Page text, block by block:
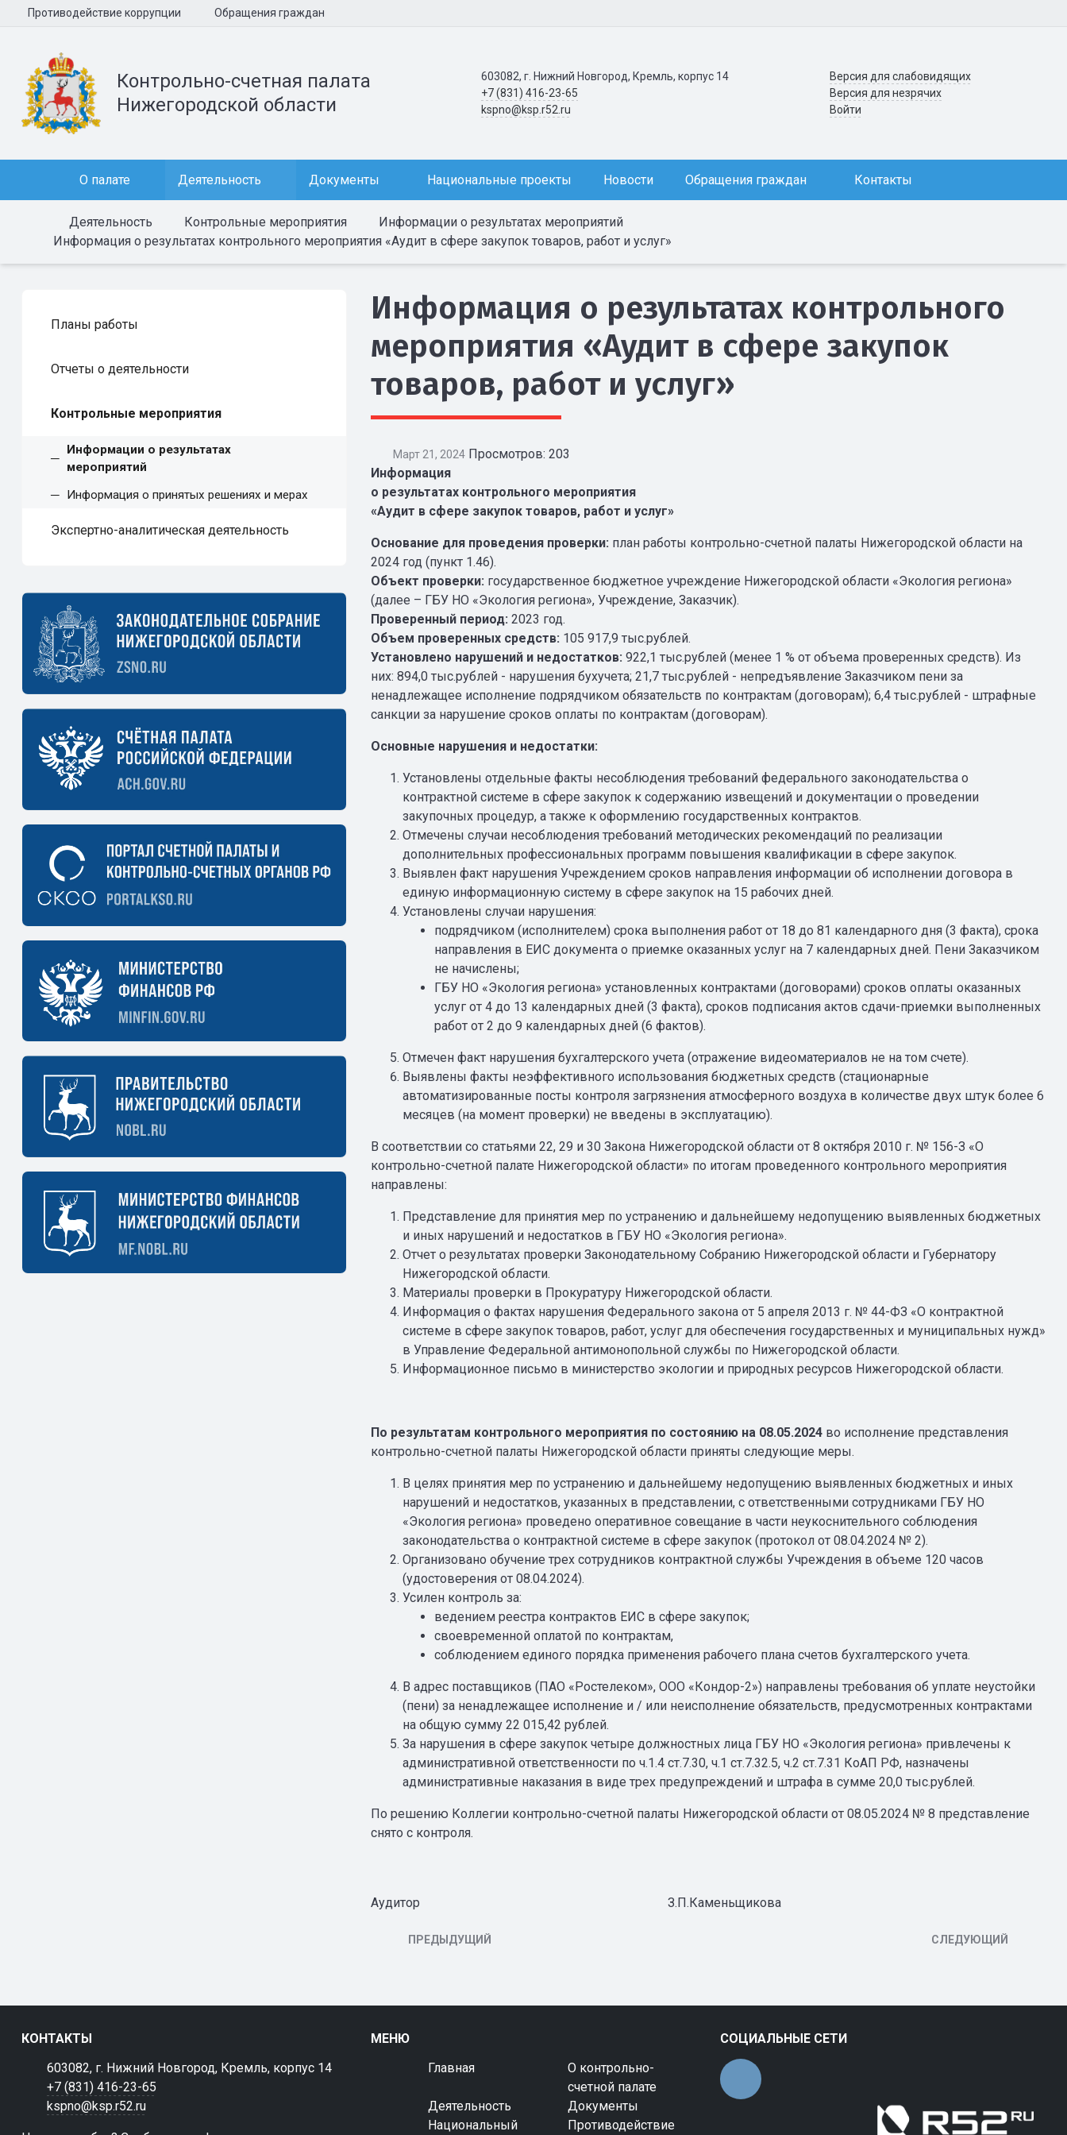
Противодействие коррупции Обращения граждан
Контрольно-счетная палата
Нижегородской области
603082, г. Нижний Новгород, Кремль, корпус 14
+7 (831) 416-23-65
kspno@ksp.r52.ru
Версия для слабовидящих
Версия для незрячих
Войти
О палате Деятельность Документы Национальные проекты Новости Обращения граждан Контакты
Деятельность Контрольные мероприятия
Информации о результатах мероприятий
Информация о результатах контрольного мероприятия «Аудит в сфере закупок товаров, работ и услуг»
Планы работы
Отчеты о деятельности
Контрольные мероприятия
Информации о результатах
мероприятий
Информация о принятых решениях и мерах
Экспертно-аналитическая деятельность
Информация о результатах контрольного
мероприятия «Аудит в сфере закупок
товаров, работ и услуг»
Март 21, 2024 Просмотров: 203
Информация
о результатах контрольного мероприятия
«Аудит в сфере закупок товаров, работ и услуг»
Основание для проведения проверки: план работы контрольно-счетной палаты Нижегородской области на
2024 год (пункт 1.46).
Объект проверки: государственное бюджетное учреждение Нижегородской области «Экология региона»
(далее – ГБУ НО «Экология региона», Учреждение, Заказчик).
Проверенный период: 2023 год.
Объем проверенных средств: 105 917,9 тыс.рублей.
Установлено нарушений и недостатков: 922,1 тыс.рублей (менее 1 % от объема проверенных средств). Из
них: 894,0 тыс.рублей - нарушения бухучета; 21,7 тыс.рублей - непредъявление Заказчиком пени за
ненадлежащее исполнение подрядчиком обязательств по контрактам (договорам); 6,4 тыс.рублей - штрафные
санкции за нарушение сроков оплаты по контрактам (договорам).
Основные нарушения и недостатки:
Установлены отдельные факты несоблюдения требований федерального законодательства о
контрактной системе в сфере закупок к содержанию извещений и документации о проведении
закупочных процедур, а также к оформлению государственных контрактов.
Отмечены случаи несоблюдения требований методических рекомендаций по реализации
дополнительных профессиональных программ повышения квалификации в сфере закупок.
Выявлен факт нарушения Учреждением сроков направления информации об исполнении договора в
единую информационную систему в сфере закупок на 15 рабочих дней.
Установлены случаи нарушения:
подрядчиком (исполнителем) срока выполнения работ от 18 до 81 календарного дня (3 факта), срока
направления в ЕИС документа о приемке оказанных услуг на 7 календарных дней. Пени Заказчиком
не начислены;
ГБУ НО «Экология региона» установленных контрактами (договорами) сроков оплаты оказанных
услуг от 4 до 13 календарных дней (3 факта), сроков подписания актов сдачи-приемки выполненных
работ от 2 до 9 календарных дней (6 фактов).
Отмечен факт нарушения бухгалтерского учета (отражение видеоматериалов не на том счете).
Выявлены факты неэффективного использования бюджетных средств (стационарные
автоматизированные посты контроля загрязнения атмосферного воздуха в количестве двух штук более 6
месяцев (на момент проверки) не введены в эксплуатацию).
В соответствии со статьями 22, 29 и 30 Закона Нижегородской области от 8 октября 2010 г. № 156-З «О
контрольно-счетной палате Нижегородской области» по итогам проведенного контрольного мероприятия
направлены:
Представление для принятия мер по устранению и дальнейшему недопущению выявленных бюджетных
и иных нарушений и недостатков в ГБУ НО «Экология региона».
Отчет о результатах проверки Законодательному Собранию Нижегородской области и Губернатору
Нижегородской области.
Материалы проверки в Прокуратуру Нижегородской области.
Информация о фактах нарушения Федерального закона от 5 апреля 2013 г. № 44-ФЗ «О контрактной
системе в сфере закупок товаров, работ, услуг для обеспечения государственных и муниципальных нужд»
в Управление Федеральной антимонопольной службы по Нижегородской области.
Информационное письмо в министерство экологии и природных ресурсов Нижегородской области.
По результатам контрольного мероприятия по состоянию на 08.05.2024 во исполнение представления
контрольно-счетной палаты Нижегородской области приняты следующие меры.
В целях принятия мер по устранению и дальнейшему недопущению выявленных бюджетных и иных
нарушений и недостатков, указанных в представлении, с ответственными сотрудниками ГБУ НО
«Экология региона» проведено оперативное совещание в части неукоснительного соблюдения
законодательства о контрактной системе в сфере закупок (протокол от 08.04.2024 № 2).
Организовано обучение трех сотрудников контрактной службы Учреждения в объеме 120 часов
(удостоверения от 08.04.2024).
Усилен контроль за:
ведением реестра контрактов ЕИС в сфере закупок;
своевременной оплатой по контрактам,
соблюдением единого порядка применения рабочего плана счетов бухгалтерского учета.
В адрес поставщиков (ПАО «Ростелеком», ООО «Кондор-2») направлены требования об уплате неустойки
(пени) за ненадлежащее исполнение и / или неисполнение обязательств, предусмотренных контрактами
на общую сумму 22 015,42 рублей.
За нарушения в сфере закупок четыре должностных лица ГБУ НО «Экология региона» привлечены к
административной ответственности по ч.1.4 ст.7.30, ч.1 ст.7.32.5, ч.2 ст.7.31 КоАП РФ, назначены
административные наказания в виде трех предупреждений и штрафа в сумме 20,0 тыс.рублей.
По решению Коллегии контрольно-счетной палаты Нижегородской области от 08.05.2024 № 8 представление
снято с контроля.
Аудитор З.П.Каменьщикова
ПРЕДЫДУЩИЙ СЛЕДУЮЩИЙ
КОНТАКТЫ
603082, г. Нижний Новгород, Кремль, корпус 14
+7 (831) 416-23-65
kspno@ksp.r52.ru
МЕНЮ
Главная
О контрольно-
счетной палате
Деятельность
Документы
Национальный
Противодействие
СОЦИАЛЬНЫЕ СЕТИ